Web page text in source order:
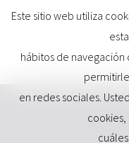
Este sitio web utiliza
hábitos de navegación
en redes sociales.
cookies,